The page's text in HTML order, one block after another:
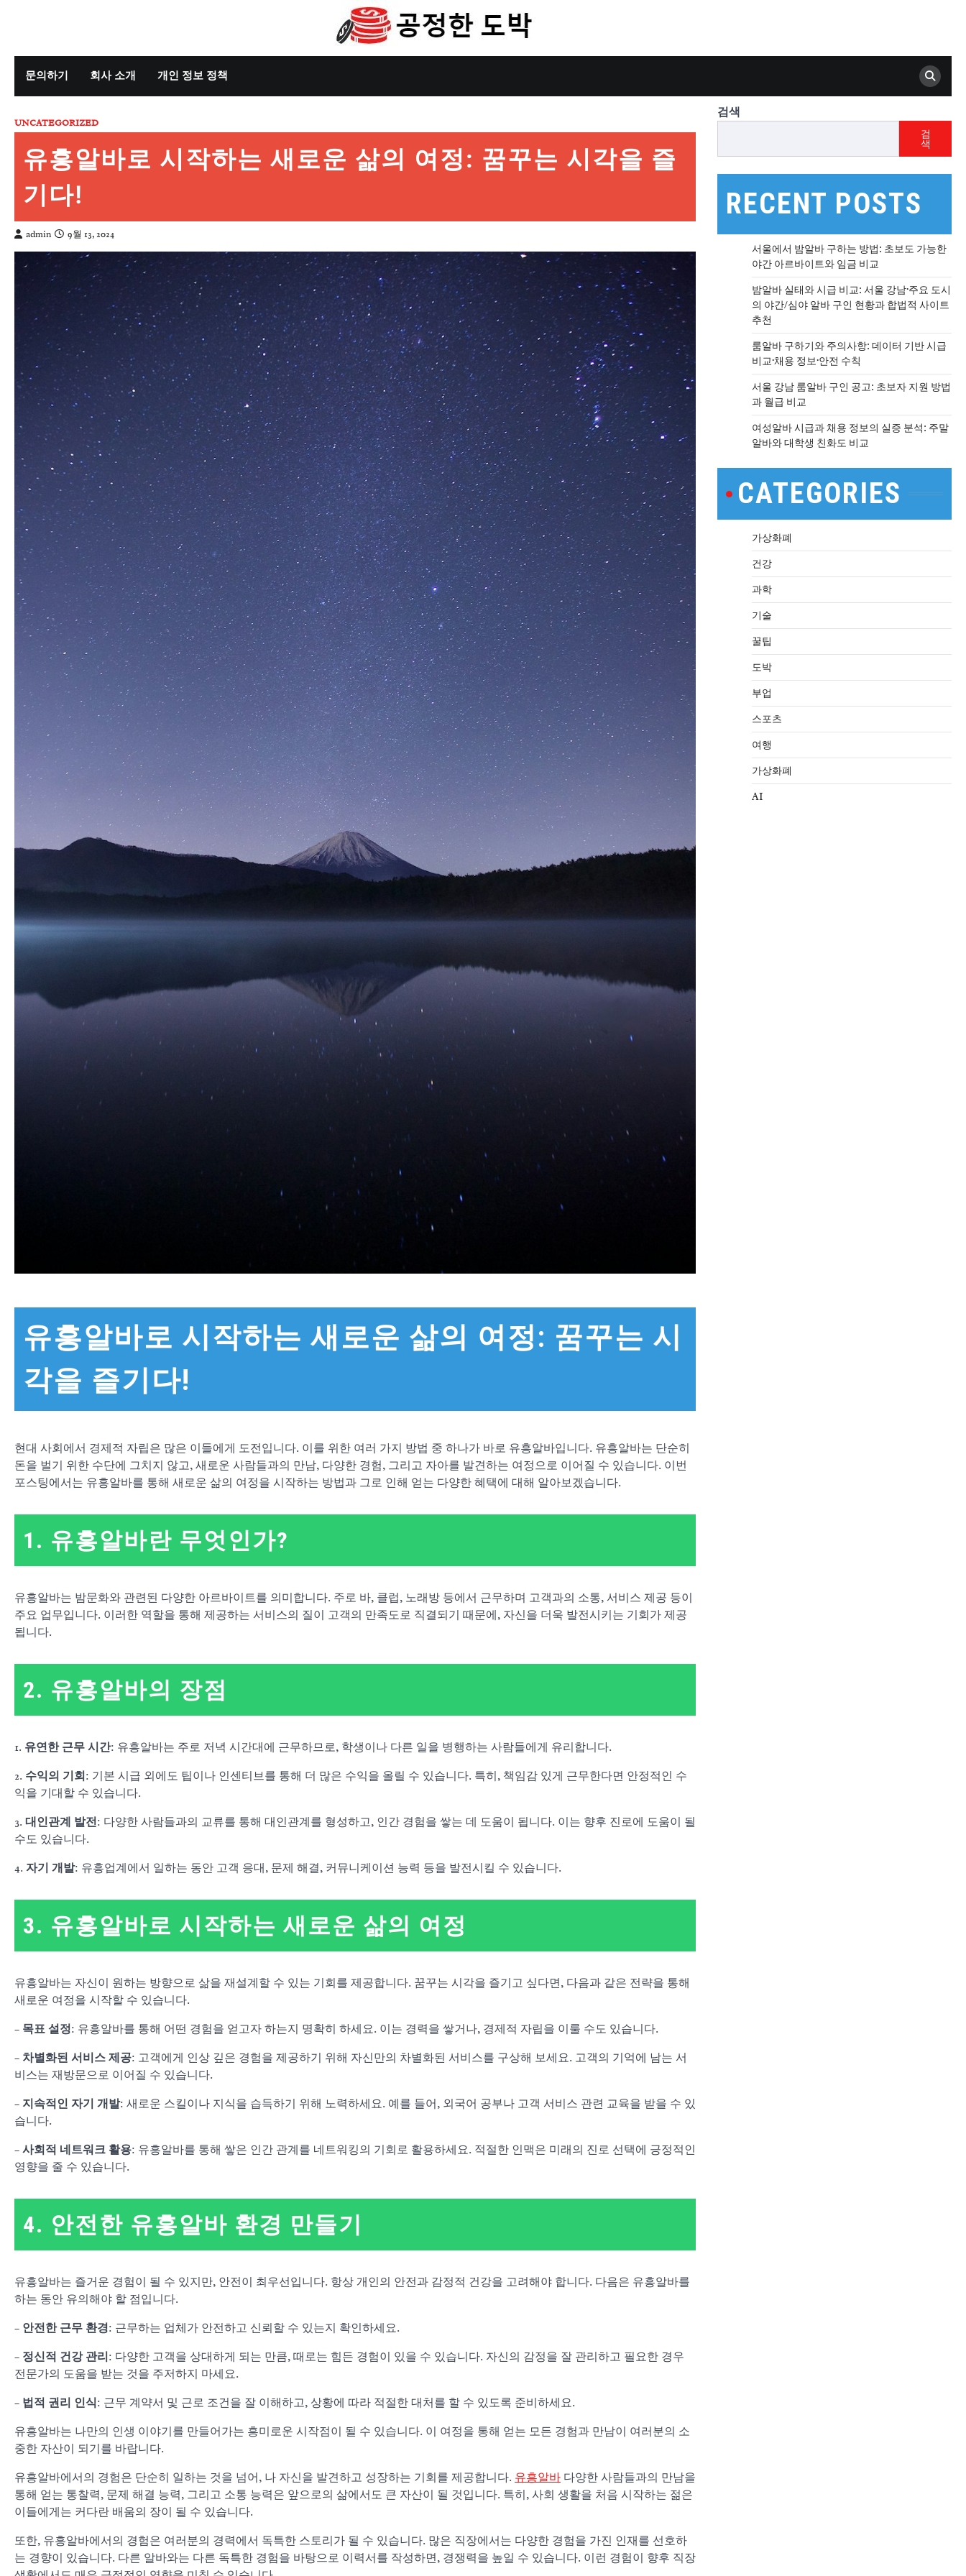
문의하기 회사 소개 개인 정보 정책
UNCATEGORIZED
유흥알바로 시작하는 새로운 삶의 여정: 꿈꾸는 시각을 즐
기다!
admin 9월 13, 2024
유흥알바로 시작하는 새로운 삶의 여정: 꿈꾸는 시
각을 즐기다!
현대 사회에서 경제적 자립은 많은 이들에게 도전입니다. 이를 위한 여러 가지 방법 중 하나가 바로 유흥알바입니다. 유흥알바는 단순히
돈을 벌기 위한 수단에 그치지 않고, 새로운 사람들과의 만남, 다양한 경험, 그리고 자아를 발견하는 여정으로 이어질 수 있습니다. 이번
포스팅에서는 유흥알바를 통해 새로운 삶의 여정을 시작하는 방법과 그로 인해 얻는 다양한 혜택에 대해 알아보겠습니다.
1. 유흥알바란 무엇인가?
유흥알바는 밤문화와 관련된 다양한 아르바이트를 의미합니다. 주로 바, 클럽, 노래방 등에서 근무하며 고객과의 소통, 서비스 제공 등이
주요 업무입니다. 이러한 역할을 통해 제공하는 서비스의 질이 고객의 만족도로 직결되기 때문에, 자신을 더욱 발전시키는 기회가 제공
됩니다.
2. 유흥알바의 장점
1. 유연한 근무 시간: 유흥알바는 주로 저녁 시간대에 근무하므로, 학생이나 다른 일을 병행하는 사람들에게 유리합니다.
2. 수익의 기회 : 기본 시급 외에도 팁이나 인센티브를 통해 더 많은 수익을 올릴 수 있습니다. 특히, 책임감 있게 근무한다면 안정적인 수
익을 기대할 수 있습니다.
3. 대인관계 발전: 다양한 사람들과의 교류를 통해 대인관계를 형성하고, 인간 경험을 쌓는 데 도움이 됩니다. 이는 향후 진로에 도움이 될
수도 있습니다.
4. 자기 개발: 유흥업계에서 일하는 동안 고객 응대, 문제 해결, 커뮤니케이션 능력 등을 발전시킬 수 있습니다.
3. 유흥알바로 시작하는 새로운 삶의 여정
유흥알바는 자신이 원하는 방향으로 삶을 재설계할 수 있는 기회를 제공합니다. 꿈꾸는 시각을 즐기고 싶다면, 다음과 같은 전략을 통해
새로운 여정을 시작할 수 있습니다.
– 목표 설정: 유흥알바를 통해 어떤 경험을 얻고자 하는지 명확히 하세요. 이는 경력을 쌓거나, 경제적 자립을 이룰 수도 있습니다.
– 차별화된 서비스 제공: 고객에게 인상 깊은 경험을 제공하기 위해 자신만의 차별화된 서비스를 구상해 보세요. 고객의 기억에 남는 서
비스는 재방문으로 이어질 수 있습니다.
– 지속적인 자기 개발: 새로운 스킬이나 지식을 습득하기 위해 노력하세요. 예를 들어, 외국어 공부나 고객 서비스 관련 교육을 받을 수 있
습니다.
– 사회적 네트워크 활용: 유흥알바를 통해 쌓은 인간 관계를 네트워킹의 기회로 활용하세요. 적절한 인맥은 미래의 진로 선택에 긍정적인
영향을 줄 수 있습니다.
4. 안전한 유흥알바 환경 만들기
유흥알바는 즐거운 경험이 될 수 있지만, 안전이 최우선입니다. 항상 개인의 안전과 감정적 건강을 고려해야 합니다. 다음은 유흥알바를
하는 동안 유의해야 할 점입니다.
– 안전한 근무 환경: 근무하는 업체가 안전하고 신뢰할 수 있는지 확인하세요.
– 정신적 건강 관리 : 다양한 고객을 상대하게 되는 만큼, 때로는 힘든 경험이 있을 수 있습니다. 자신의 감정을 잘 관리하고 필요한 경우
전문가의 도움을 받는 것을 주저하지 마세요.
– 법적 권리 인식: 근무 계약서 및 근로 조건을 잘 이해하고, 상황에 따라 적절한 대처를 할 수 있도록 준비하세요.
유흥알바는 나만의 인생 이야기를 만들어가는 흥미로운 시작점이 될 수 있습니다. 이 여정을 통해 얻는 모든 경험과 만남이 여러분의 소
중한 자산이 되기를 바랍니다.
유흥알바에서의 경험은 단순히 일하는 것을 넘어, 나 자신을 발견하고 성장하는 기회를 제공합니다. 유흥알바 다양한 사람들과의 만남을
통해 얻는 통찰력, 문제 해결 능력, 그리고 소통 능력은 앞으로의 삶에서도 큰 자산이 될 것입니다. 특히, 사회 생활을 처음 시작하는 젊은
이들에게는 커다란 배움의 장이 될 수 있습니다.
또한, 유흥알바에서의 경험은 여러분의 경력에서 독특한 스토리가 될 수 있습니다. 많은 직장에서는 다양한 경험을 가진 인재를 선호하
는 경향이 있습니다. 다른 알바와는 다른 독특한 경험을 바탕으로 이력서를 작성하면, 경쟁력을 높일 수 있습니다. 이런 경험이 향후 직장
검색
검
색
RECENT POSTS
서울에서 밤알바 구하는 방법: 초보도 가능한
야간 아르바이트와 임금 비교
밤알바 실태와 시급 비교: 서울 강남·주요 도시
의 야간/심야 알바 구인 현황과 합법적 사이트
추천
룸알바 구하기와 주의사항: 데이터 기반 시급
비교·채용 정보·안전 수칙
서울 강남 룸알바 구인 공고: 초보자 지원 방법
과 월급 비교
여성알바 시급과 채용 정보의 실증 분석: 주말
알바와 대학생 친화도 비교
CATEGORIES
가상화폐
건강
과학
기술
꿀팁
도박
부업
스포츠
여행
가상화폐
AI